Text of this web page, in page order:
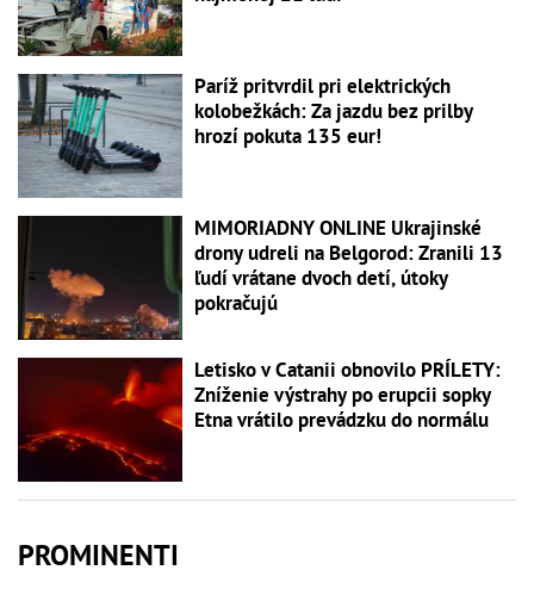
Paríž pritvrdil pri elektrických
kolobežkách: Za jazdu bez prilby
hrozí pokuta 135 eur!
MIMORIADNY ONLINE Ukrajinské
drony udreli na Belgorod: Zranili 13
ľudí vrátane dvoch detí, útoky
pokračujú
Letisko v Catanii obnovilo PRÍLETY:
Zníženie výstrahy po erupcii sopky
Etna vrátilo prevádzku do normálu
PROMINENTI